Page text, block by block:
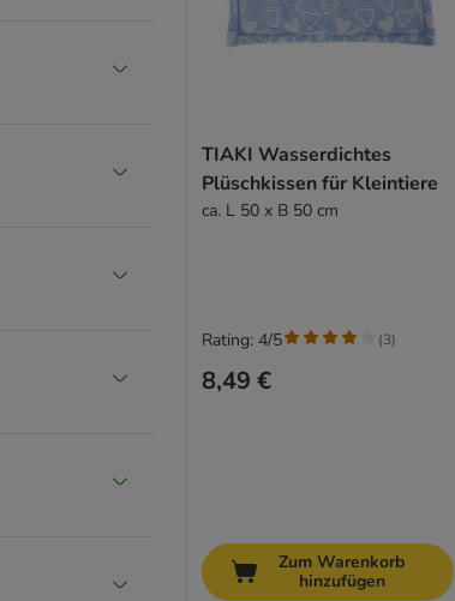
TIAKI Wasserdichtes
Plüschkissen für Kleintiere
ca. L 50 x B 50 cm
8,49 €
Rating: 4/5 (3)
Zum Warenkorb
hinzufügen